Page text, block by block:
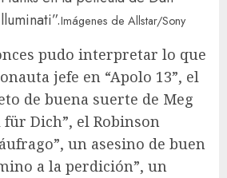
Imágenes de Allstar/Sony
pudo interpretar lo que
jefe en “Apolo 13”, el
de buena suerte de Meg
für Dich”, el Robinson
un asesino de buen
a la perdición”, un